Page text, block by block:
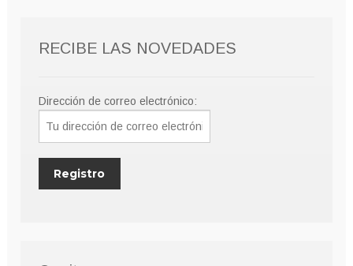
RECIBE LAS NOVEDADES
Dirección de correo electrónico: